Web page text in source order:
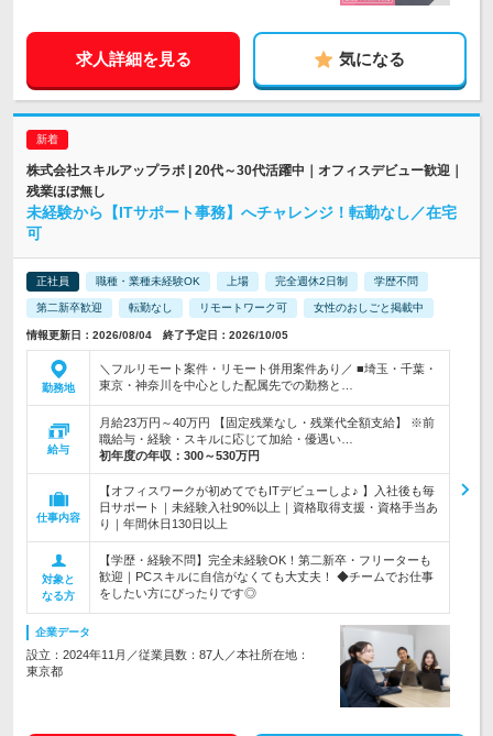
求人詳細を見る 気になる
株式会社スキルアップラボ | 20代～30代活躍中｜オフィスデビュー歓迎｜
残業ほぼ無し
未経験から【ITサポート事務】へチャレンジ！転勤なし／在宅
可
正社員 職種・業種未経験OK 上場 完全週休2日制 学歴不問
第二新卒歓迎 転勤なし リモートワーク可 女性のおしごと掲載中
情報更新日：2026/08/04 終了予定日：2026/10/05
勤務地
＼フルリモート案件・リモート併用案件あり／ ■埼玉・千葉・
東京・神奈川を中心とした配属先での勤務と…
給与
月給23万円～40万円 【固定残業なし・残業代全額支給】 ※前
職給与・経験・スキルに応じて加給・優遇い…
初年度の年収： 300～530万円
仕事内容
【オフィスワークが初めてでもITデビューしよ♪ 】入社後も毎
日サポート｜未経験入社90%以上｜資格取得支援・資格手当あ
り｜年間休日130日以上
対象と
なる方
【学歴・経験不問】完全未経験OK！第二新卒・フリーターも
歓迎｜PCスキルに自信がなくても大丈夫！ ◆チームでお仕事
をしたい方にぴったりです◎
企業データ
設立：2024年11月／従業員数：87人／本社所在地：
東京都